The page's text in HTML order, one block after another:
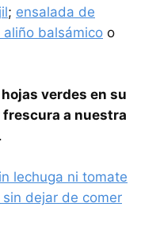
; ensalada de
balsámico o
verdes en su
a nuestra
lechuga ni tomate
dejar de comer